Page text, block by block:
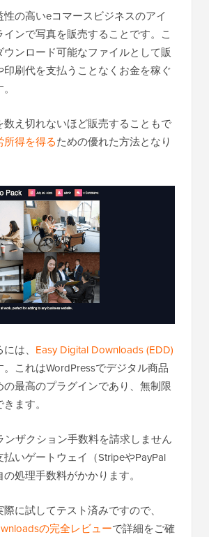
性の高いeコマースビジネスのアイ
ンで写真を販売することです。こ
ンロード可能なファイルとして販
刷代を支払うことなくお金を稼ぐ
数え切れないほど販売することもで
所得を得るための優れた方法となり
は、 Easy Digital Downloads (EDD)
。これはWordPressでデジタル商品
の最高のプラグインであり、無制限
ます。
ンザクション手数料を請求しません
いゲートウェイ（StripeやPayPal
処理手数料がかかります。
に試してテスト済みですので、
の完全レビューで詳細をご確